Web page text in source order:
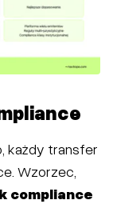
każdy transfer
Wzorzec,
compliance